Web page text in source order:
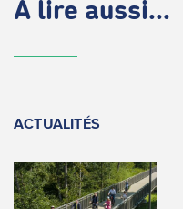
À lire aussi...
ACTUALITÉS